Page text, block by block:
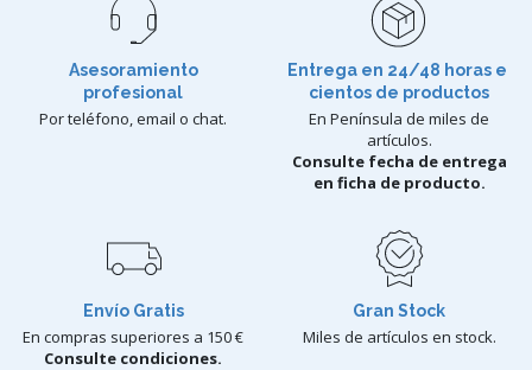
Asesoramiento
profesional
Por teléfono, email o chat.
Entrega en 24/48 horas e
cientos de productos
En Península de miles de
artículos.
Consulte fecha de entrega
en ficha de producto.
Envío Gratis
En compras superiores a 150 €
Consulte condiciones.
Gran Stock
Miles de artículos en stock.